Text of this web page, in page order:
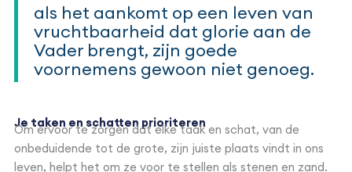
als het aankomt op een leven van
vruchtbaarheid dat glorie aan de
Vader brengt, zijn goede
voornemens gewoon niet genoeg.
Je taken en schatten prioriteren
Om ervoor te zorgen dat elke taak en schat, van de
onbeduidende tot de grote, zijn juiste plaats vindt in ons
leven, helpt het om ze voor te stellen als stenen en zand.